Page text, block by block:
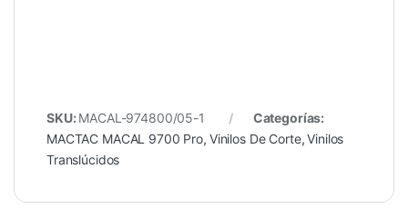
SKU: MACAL-974800/05-1
Categorías:
MACTAC MACAL 9700 Pro, Vinilos De Corte,Vinilos
Translúcidos